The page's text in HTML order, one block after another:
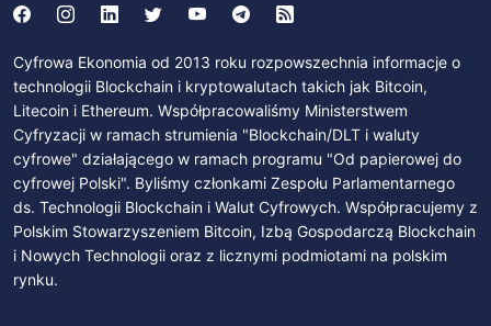
Cyfrowa Ekonomia od 2013 roku rozpowszechnia informacje o
technologii Blockchain i kryptowalutach takich jak Bitcoin,
Litecoin i Ethereum. Współpracowaliśmy Ministerstwem
Cyfryzacji w ramach strumienia "Blockchain/DLT i waluty
cyfrowe" działającego w ramach programu "Od papierowej do
cyfrowej Polski". Byliśmy członkami Zespołu Parlamentarnego
ds. Technologii Blockchain i Walut Cyfrowych. Współpracujemy z
Polskim Stowarzyszeniem Bitcoin, Izbą Gospodarczą Blockchain
i Nowych Technologii oraz z licznymi podmiotami na polskim
rynku.